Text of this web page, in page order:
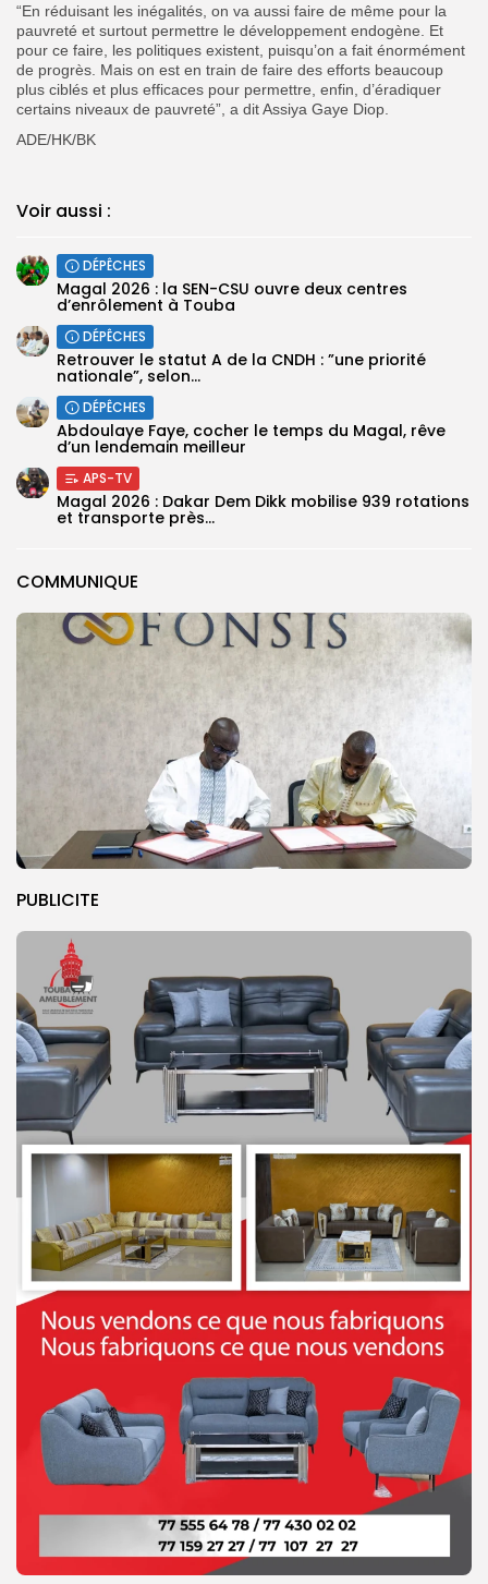
COMMUNIQUE
PUBLICITE
“En réduisant les inégalités, on va aussi faire de même pour la
pauvreté et surtout permettre le développement endogène. Et
pour ce faire, les politiques existent, puisqu’on a fait énormément
de progrès. Mais on est en train de faire des efforts beaucoup
plus ciblés et plus efficaces pour permettre, enfin, d’éradiquer
certains niveaux de pauvreté”, a dit Assiya Gaye Diop.
ADE/HK/BK
Voir aussi :
DÉPÊCHES
Magal 2026 : la SEN-CSU ouvre deux centres
d’enrôlement à Touba
DÉPÊCHES
Retrouver le statut A de la CNDH : ”une priorité
nationale”, selon...
DÉPÊCHES
Abdoulaye Faye, cocher le temps du Magal, rêve
d’un lendemain meilleur
APS-TV
Magal 2026 : Dakar Dem Dikk mobilise 939 rotations
et transporte près...